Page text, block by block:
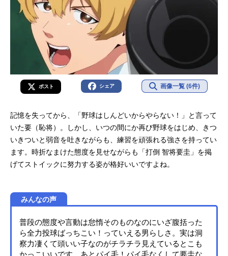
ポスト シェア 画像一覧 (6件)
記憶を失ってから、「野球はしんどいからやらない！」と言って
いた要（恥将）。しかし、いつの間にか再び野球をはじめ、きつ
いきついと弱音を吐きながらも、練習を頑張れる強さを持ってい
ます。時折なまけた態度を見せながらも「打倒 智将要圭」を掲
げてストイックに努力する姿が格好いいですよね。
みんなの声
普段の態度や言動は怠惰そのものなのにいざ腹括った
ら全力投球ばっちこい！っていえる男らしさ。実は洞
察力凄くて頭いい子なのがチラチラ見えているとこも
かっこいいです。あとパイ毛！パイ毛なくして要圭な